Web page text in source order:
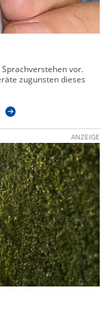
vor.
zugunsten dieses
ANZEIGE